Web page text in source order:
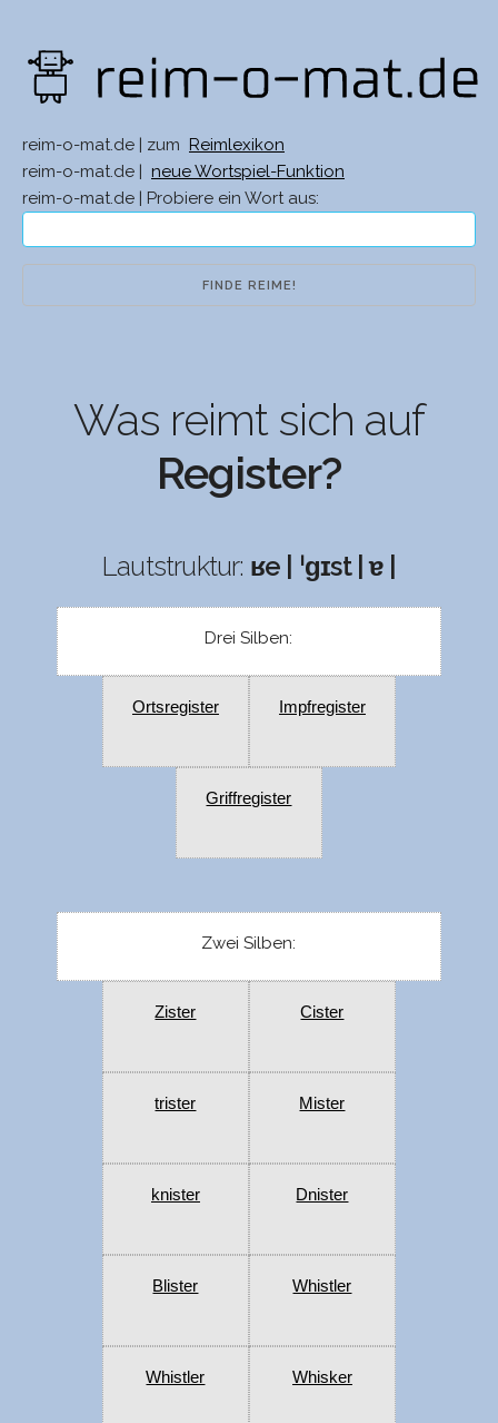
reim-o-mat.de | zum
Reimlexikon
reim-o-mat.de |
neue Wortspiel-Funktion
reim-o-mat.de | Probiere ein Wort aus:
Was reimt sich auf
Register?
Lautstruktur: ʁe | ˈɡɪst | ɐ |
Drei Silben:
Ortsregister Impfregister
Griffregister
Zwei Silben:
Zister Cister
trister Mister
knister Dnister
Blister Whistler
Whistler Whisker